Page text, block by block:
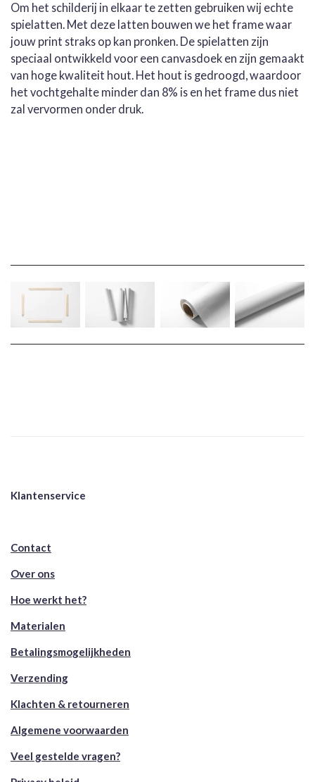
Om het schilderij in elkaar te zetten gebruiken wij echte
spielatten. Met deze latten bouwen we het frame waar
jouw print straks op kan pronken. De spielatten zijn
speciaal ontwikkeld voor een canvasdoek en zijn gemaakt
van hoge kwaliteit hout. Het hout is gedroogd, waardoor
het vochtgehalte minder dan 8% is en het frame dus niet
zal vervormen onder druk.
Klantenservice
Contact
Over ons
Hoe werkt het?
Materialen
Betalingsmogelijkheden
Verzending
Klachten & retourneren
Algemene voorwaarden
Veel gestelde vragen?